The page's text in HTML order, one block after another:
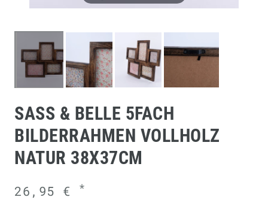
SASS & BELLE 5FACH
BILDERRAHMEN VOLLHOLZ
NATUR 38X37CM
26,95 € *